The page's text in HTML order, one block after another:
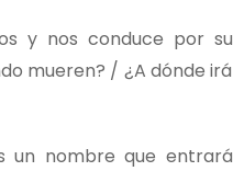
y nos conduce por su
mueren? / ¿A dónde irá
un nombre que entrará